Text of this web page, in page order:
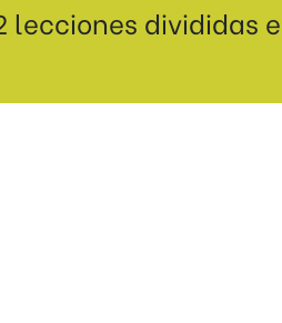
lecciones divididas